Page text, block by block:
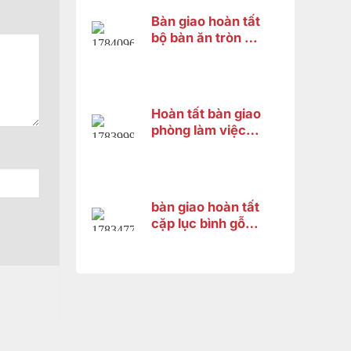
Bàn giao hoàn tất
bộ bàn ăn tròn gỗ
Hoàn tất bàn giao
phòng làm việc
bàn giao hoàn tất
cặp lục bình gỗ